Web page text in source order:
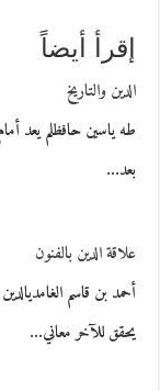
إقرأ أيضاً
الدين والتاريخ
طه ياسين حافظلم يعد أمام
بعد…
علاقة الدين بالفنون
أحمد بن قاسم
يحقق للآخر معاني…